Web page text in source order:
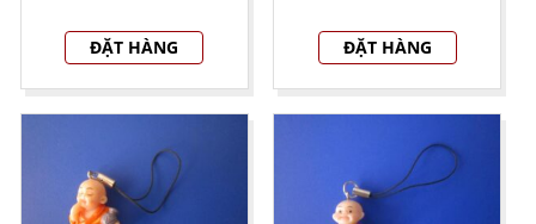
ĐẶT HÀNG ĐẶT HÀNG